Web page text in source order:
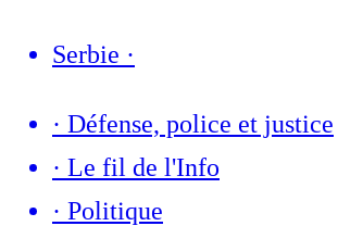
Serbie ·
· Défense, police et justice
· Le fil de l'Info
· Politique